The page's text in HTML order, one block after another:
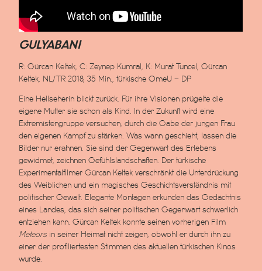
GULYABANI
R: Gürcan Keltek, C: Zeynep Kumral, K: Murat Tuncel, Gürcan
Keltek, NL/TR 2018, 35 Min., türkische OmeU – DP
Eine Hellseherin blickt zurück. Für ihre Visionen prügelte die
eigene Mutter sie schon als Kind. In der Zukunft wird eine
Extremistengruppe versuchen, durch die Gabe der jungen Frau
den eigenen Kampf zu stärken. Was wann geschieht, lassen die
Bilder nur erahnen. Sie sind der Gegenwart des Erlebens
gewidmet, zeichnen Gefühlslandschaften. Der türkische
Experimentalfilmer Gürcan Keltek verschränkt die Unterdrückung
des Weiblichen und ein magisches Geschichtsverständnis mit
politischer Gewalt. Elegante Montagen erkunden das Gedächtnis
eines Landes, das sich seiner politischen Gegenwart schwerlich
entziehen kann. Gürcan Keltek konnte seinen vorherigen Film
Meteors in seiner Heimat nicht zeigen, obwohl er durch ihn zu
einer der profiliertesten Stimmen des aktuellen türkischen Kinos
wurde.